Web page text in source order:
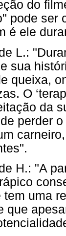
do
pode ser
é ele
L.:
sua
queixa,
O
da
perder
H.: "A
tem uma
que